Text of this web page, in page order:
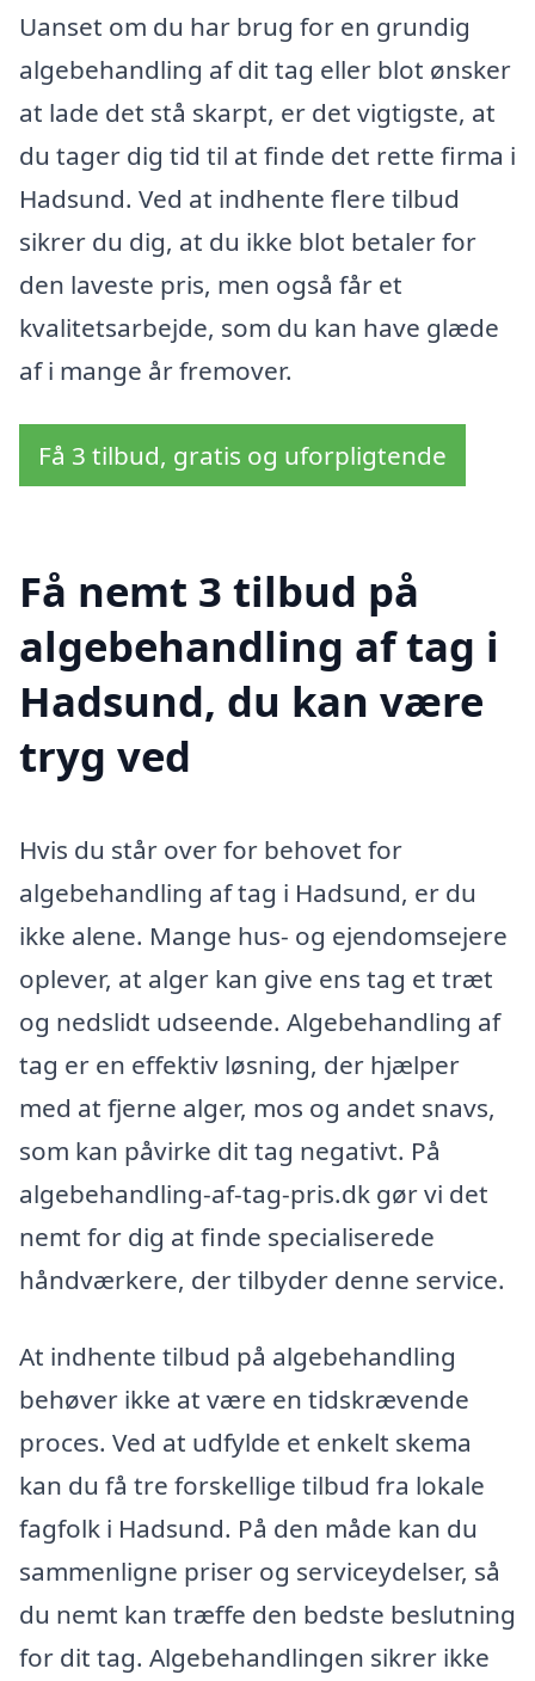
Uanset om du har brug for en grundig
algebehandling af dit tag eller blot ønsker
at lade det stå skarpt, er det vigtigste, at
du tager dig tid til at finde det rette firma i
Hadsund. Ved at indhente flere tilbud
sikrer du dig, at du ikke blot betaler for
den laveste pris, men også får et
kvalitetsarbejde, som du kan have glæde
af i mange år fremover.
Få 3 tilbud, gratis og uforpligtende
Få nemt 3 tilbud på
algebehandling af tag i
Hadsund, du kan være
tryg ved
Hvis du står over for behovet for
algebehandling af tag i Hadsund, er du
ikke alene. Mange hus- og ejendomsejere
oplever, at alger kan give ens tag et træt
og nedslidt udseende. Algebehandling af
tag er en effektiv løsning, der hjælper
med at fjerne alger, mos og andet snavs,
som kan påvirke dit tag negativt. På
algebehandling-af-tag-pris.dk gør vi det
nemt for dig at finde specialiserede
håndværkere, der tilbyder denne service.
At indhente tilbud på algebehandling
behøver ikke at være en tidskrævende
proces. Ved at udfylde et enkelt skema
kan du få tre forskellige tilbud fra lokale
fagfolk i Hadsund. På den måde kan du
sammenligne priser og serviceydelser, så
du nemt kan træffe den bedste beslutning
for dit tag. Algebehandlingen sikrer ikke